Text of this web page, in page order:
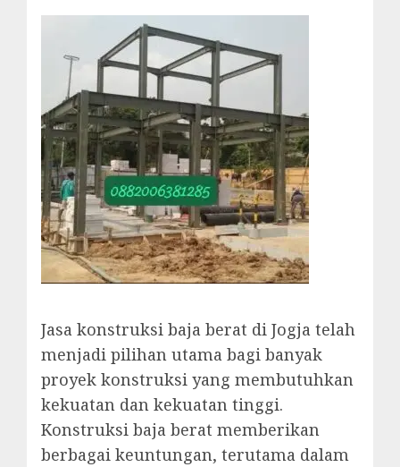
Jasa konstruksi baja berat di Jogja telah
menjadi pilihan utama bagi banyak
proyek konstruksi yang membutuhkan
kekuatan dan kekuatan tinggi.
Konstruksi baja berat memberikan
berbagai keuntungan, terutama dalam